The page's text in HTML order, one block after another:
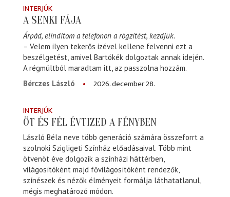
INTERJÚK
A SENKI FÁJA
Árpád, elindítom a telefonon a rögzítést, kezdjük.
– Velem ilyen tekerős izével kellene felvenni ezt a
beszélgetést, amivel Bartókék dolgoztak annak idején.
A régmúltból maradtam itt, az passzolna hozzám.
Bérczes László
2026. december 28.
INTERJÚK
ÖT ÉS FÉL ÉVTIZED A FÉNYBEN
László Béla neve több generáció számára összeforrt a
szolnoki Szigligeti Színház előadásaival. Több mint
ötvenöt éve dolgozik a színházi háttérben,
világosítóként majd fővilágosítóként rendezők,
színészek és nézők élményeit formálja láthatatlanul,
mégis meghatározó módon.